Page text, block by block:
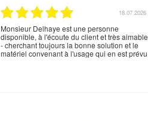
18.07.2026
Monsieur Delhaye est une personne
disponible, à l'écoute du client et très aimable
- cherchant toujours la bonne solution et le
matériel convenant à l'usage qui en est prévu